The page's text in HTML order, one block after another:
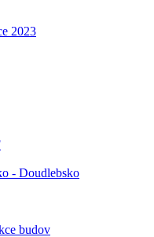
2023
- Doudlebsko
budov